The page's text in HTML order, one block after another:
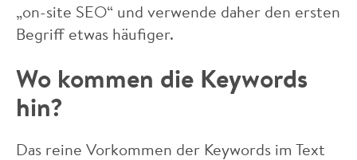
„on-site SEO“ und verwende daher den ersten
Begriff etwas häufiger.
Wo kommen die Keywords
hin?
Das reine Vorkommen der Keywords im Text